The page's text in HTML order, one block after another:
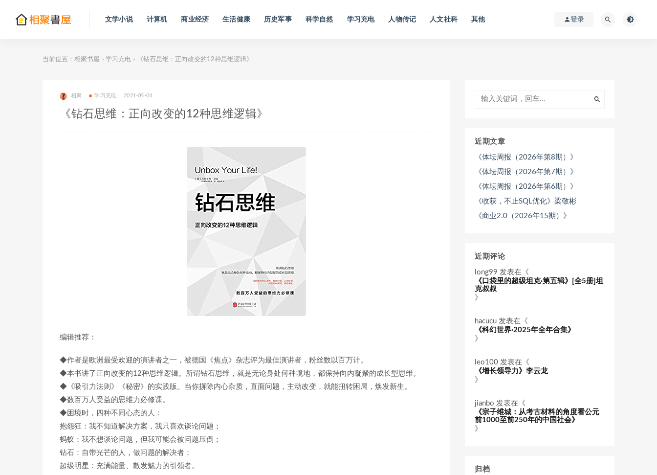
文学小说 计算机 商业经济 生活健康 历史军事 科学自然 学习充电 人物传记 人文社科 其他 登录
当前位置： 相聚书屋 > 学习充电 > 《钻石思维：正向改变的12种思维逻辑》
相聚 学习充电 2021-05-04
《钻石思维：正向改变的12种思维逻辑》
编辑推荐：
◆作者是欧洲最受欢迎的演讲者之一，被德国《焦点》杂志评为最佳演讲者，粉丝数以百万计。
◆本书讲了正向改变的12种思维逻辑。所谓钻石思维，就是无论身处何种境地，都保持向内凝聚的成长型思维。
◆《吸引力法则》《秘密》的实践版。当你摒除内心杂质，直面问题，主动改变，就能扭转困局，焕发新生。
◆数百万人受益的思维力必修课。
◆困境时，四种不同心态的人：
抱怨狂：我不知道解决方案，我只喜欢谈论问题；
蚂蚁：我不想谈论问题，但我可能会被问题压倒；
钻石：自带光芒的人，做问题的解决者；
超级明星：充满能量、散发魅力的引领者。
近期文章
《体坛周报（2026年第8期）》
《体坛周报（2026年第7期）》
《体坛周报（2026年第6期）》
《收获，不止SQL优化》梁敬彬
《商业2.0（2026年15期）》
近期评论
long99 发表在《
《口袋里的超级坦克·第五辑》[全5册]坦
克叔叔
》
hacucu 发表在《
《科幻世界·2025年全年合集》
》
leo100 发表在《
《增长领导力》李云龙
》
jianbo 发表在《
《宗子维城：从考古材料的角度看公元
前1000至前250年的中国社会》
》
归档